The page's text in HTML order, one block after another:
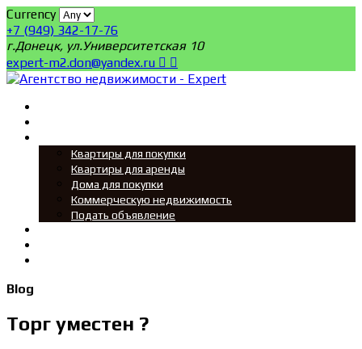
Currency
+7 (949) 342-17-76
г.Донецк, ул.Университетская 10
expert-m2.don@yandex.ru
Квартиры для покупки
Квартиры для аренды
Дома для покупки
Коммерческую недвижимость
Подать объявление
Blog
Торг уместен ?